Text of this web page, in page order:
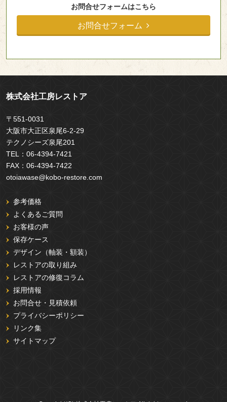
お問合せフォームはこちら
お問合せフォーム
株式会社工房レストア
〒551-0031
大阪市大正区泉尾6-2-29
テクノシーズ泉尾201
TEL： 06-4394-7421
FAX： 06-4394-7422
otoiawase@kobo-restore.com
参考価格
よくあるご質問
お客様の声
保存ケース
デザイン（軸装・額装）
レストアの取り組み
レストアの修復コラム
採用情報
お問合せ・見積依頼
プライバシーポリシー
リンク集
サイトマップ